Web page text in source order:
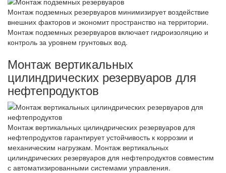
Монтаж подземных резервуаров минимизирует воздействие
внешних факторов и экономит пространство на территории.
Монтаж подземных резервуаров включает гидроизоляцию и
контроль за уровнем грунтовых вод.
Монтаж вертикальных
цилиндрических резервуаров для
нефтепродуктов
Монтаж вертикальных цилиндрических резервуаров для
нефтепродуктов гарантирует устойчивость к коррозии и
механическим нагрузкам. Монтаж вертикальных
цилиндрических резервуаров для нефтепродуктов совместим
с автоматизированными системами управления.